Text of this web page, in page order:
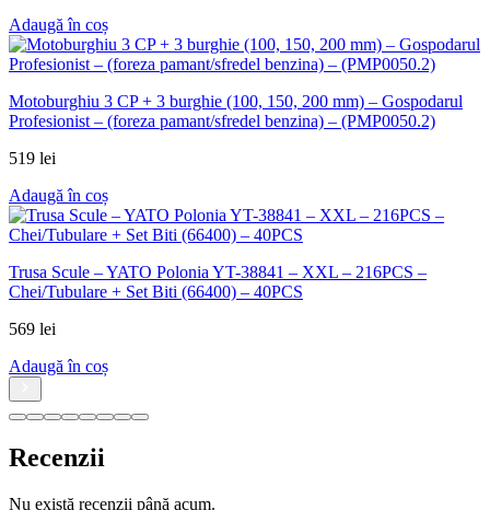
Adaugă în coș
Motoburghiu 3 CP + 3 burghie (100, 150, 200 mm) – Gospodarul
Profesionist – (foreza pamant/sfredel benzina) – (PMP0050.2)
519 lei
Adaugă în coș
Trusa Scule – YATO Polonia YT-38841 – XXL – 216PCS –
Chei/Tubulare + Set Biti (66400) – 40PCS
569 lei
Adaugă în coș
Recenzii
Nu există recenzii până acum.